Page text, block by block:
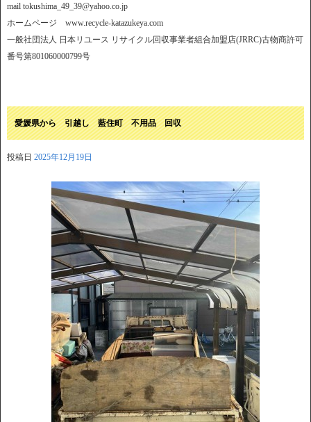
mail tokushima_49_39@yahoo.co.jp
ホームページ www.recycle-katazukeya.com
一般社団法人 日本リユース リサイクル回収事業者組合加盟店(JRRC)古物商許可
番号第801060000799号
愛媛県から 引越し 藍住町 不用品 回収
投稿日 2025年12月19日